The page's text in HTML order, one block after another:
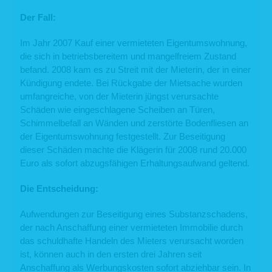
Der Fall:
Im Jahr 2007 Kauf einer vermieteten Eigentumswohnung,
die sich in betriebsbereitem und mangelfreiem Zustand
befand. 2008 kam es zu Streit mit der Mieterin, der in einer
Kündigung endete. Bei Rückgabe der Mietsache wurden
umfangreiche, von der Mieterin jüngst verursachte
Schäden wie eingeschlagene Scheiben an Türen,
Schimmelbefall an Wänden und zerstörte Bodenfliesen an
der Eigentumswohnung festgestellt. Zur Beseitigung
dieser Schäden machte die Klägerin für 2008 rund 20.000
Euro als sofort abzugsfähigen Erhaltungsaufwand geltend.
Die Entscheidung:
Aufwendungen zur Beseitigung eines Substanzschadens,
der nach Anschaffung einer vermieteten Immobilie durch
das schuldhafte Handeln des Mieters verursacht worden
ist, können auch in den ersten drei Jahren seit
Anschaffung als Werbungskosten sofort abziehbar sein. In
bzw. § 25 Abs. 1 S. 1, Abs. 2 Nr. 2 TTDSG.
Angriffsversuchen auf unseren Webserver, werden diese Daten von uns
kurzzeitig gespeichert. Anhand dieser Daten ist uns ein Rückschluss auf
einzelne Personen nicht möglich. Nach spätestens sieben Tagen werden die
Daten durch Verkürzung der IP-Adresse auf Domainebene anonymisiert, sodass
anonymisierter Form werden die Daten daneben ggf. zu statistischen Zwecken
verarbeitet. Eine Speicherung dieser Daten zusammen mit anderen
personenbezogenen Daten des Nutzers, ein Abgleich mit anderen
Datenbeständen oder eine Weitergabe an Dritte findet zu keinem Zeitpunkt statt.
2. Kontaktformular
Auf unserer Webseite ist ein Kontaktformular eingebunden, welches Sie für die
elektronische Kontaktaufnahme nutzen können. Nehmen Sie diese Möglichkeit
der von Ihnen eingegebene Text im Freifeld
Daten werden ausschließlich zur Bearbeitung der Kontaktaufnahme und der sich
anschließenden Kommunikation verwendet. Es erfolgt in diesem Zusammenhang
keine Weitergabe der Daten an Dritte. Sofern wir die Daten für andere Zwecke